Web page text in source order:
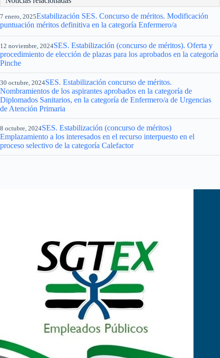
7 enero, 2025Estabilización SES. Concurso de méritos. Modificación
puntuación méritos definitiva en la categoría Enfermero/a
12 noviembre, 2024SES. Estabilización (concurso de méritos). Oferta y
procedimiento de elección de plazas para los aprobados en la categoría
Pinche
30 octubre, 2024SES. Estabilización concurso de méritos.
Nombramientos de los aspirantes aprobados en la categoría de
Diplomados Sanitarios, en la categoría de Enfermero/a de Urgencias
de Atención Primaria
8 octubre, 2024SES. Estabilización (concurso de méritos)
Emplazamiento a los interesados en el recurso interpuesto en el
proceso selectivo de la categoría Calefactor